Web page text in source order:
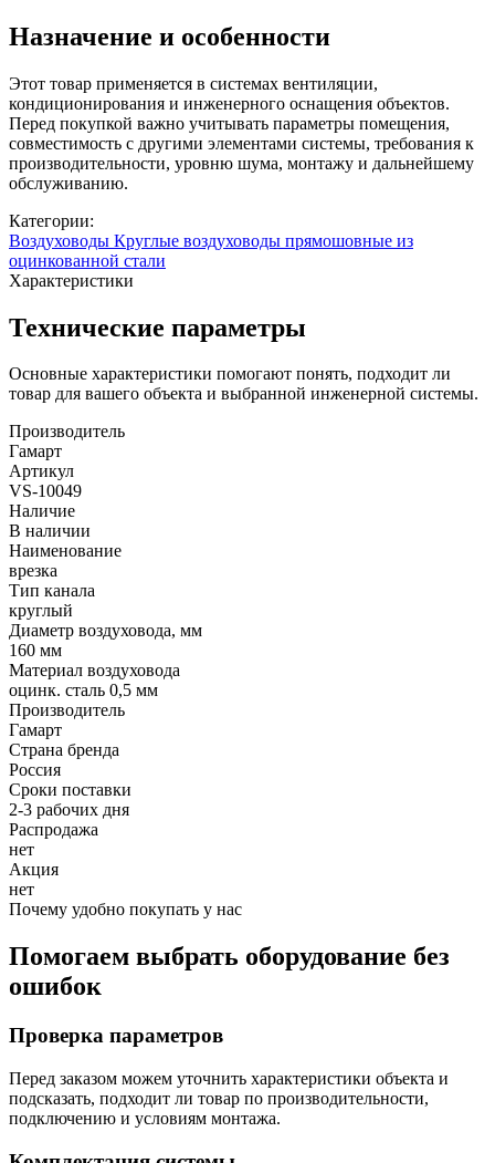
Назначение и особенности
Этот товар применяется в системах вентиляции,
кондиционирования и инженерного оснащения объектов.
Перед покупкой важно учитывать параметры помещения,
совместимость с другими элементами системы, требования к
производительности, уровню шума, монтажу и дальнейшему
обслуживанию.
Категории:
Воздуховоды Круглые воздуховоды прямошовные из
оцинкованной стали
Характеристики
Технические параметры
Основные характеристики помогают понять, подходит ли
товар для вашего объекта и выбранной инженерной системы.
Производитель
Гамарт
Артикул
VS-10049
Наличие
В наличии
Наименование
врезка
Тип канала
круглый
Диаметр воздуховода, мм
160 мм
Материал воздуховода
оцинк. сталь 0,5 мм
Производитель
Гамарт
Страна бренда
Россия
Сроки поставки
2-3 рабочих дня
Распродажа
нет
Акция
нет
Почему удобно покупать у нас
Помогаем выбрать оборудование без
ошибок
Проверка параметров
Перед заказом можем уточнить характеристики объекта и
подсказать, подходит ли товар по производительности,
подключению и условиям монтажа.